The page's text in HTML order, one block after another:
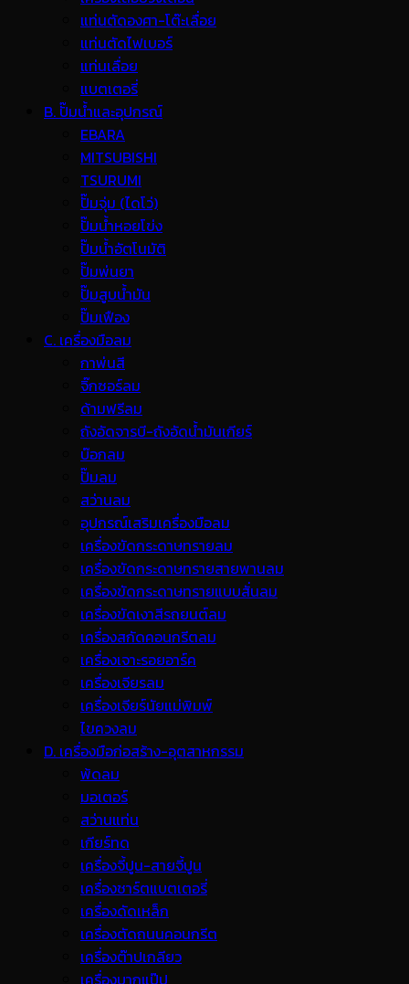
แท่นตัดองศา-โต๊ะเลื่อย
แท่นตัดไฟเบอร์
แท่นเลื่อย
แบตเตอรี่
B. ปั๊มน้ำและอุปกรณ์
EBARA
MITSUBISHI
TSURUMI
ปั๊มจุ่ม (ไดโว่)
ปั๊มน้ำหอยโข่ง
ปั๊มน้ำอัตโนมัติ
ปั๊มพ่นยา
ปั๊มสูบน้ำมัน
ปั๊มเฟือง
C. เครื่องมือลม
กาพ่นสี
จิ๊กซอร์ลม
ด้ามฟรีลม
ถังอัดจารบี-ถังอัดน้ำมันเกียร์
บ๊อกลม
ปั๊มลม
สว่านลม
อุปกรณ์เสริมเครื่องมือลม
เครื่องขัดกระดาษทรายลม
เครื่องขัดกระดาษทรายสายพานลม
เครื่องขัดกระดาษทรายแบบสั่นลม
เครื่องขัดเงาสีรถยนต์ลม
เครื่องสกัดคอนกรีตลม
เครื่องเจาะรอยอาร์ค
เครื่องเจียรลม
เครื่องเจียร์นัยแม่พิมพ์
ไขควงลม
D. เครื่องมือก่อสร้าง-อุตสาหกรรม
พ้ดลม
มอเตอร์
สว่านแท่น
เกียร์ทด
เครื่องจี้ปูน-สายจี้ปูน
เครื่องชาร์ตแบตเตอรี่
เครื่องดัดเหล็ก
เครื่องตัดถนนคอนกรีต
เครื่องต๊าปเกลียว
เครื่องบากแป๊ป